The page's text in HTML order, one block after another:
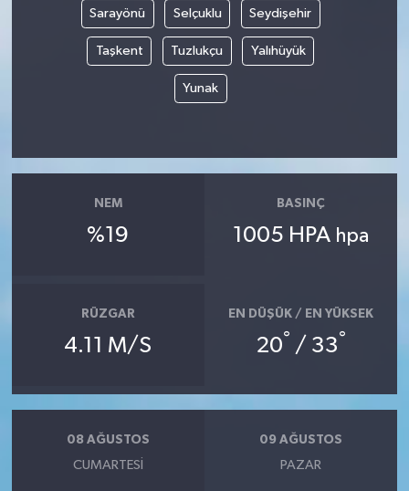
Sarayönü Selçuklu Seydişehir
Taşkent Tuzlukçu Yalıhüyük
Yunak
NEM
%19
BASINÇ
1005 HPA hpa
RÜZGAR
4.11 M/S
EN DÜŞÜK / EN YÜKSEK
20° / 33°
08 AĞUSTOS
CUMARTESI
09 AĞUSTOS
PAZAR
Kilimli
Kültür - Sanat
Röportaj
Yaşam